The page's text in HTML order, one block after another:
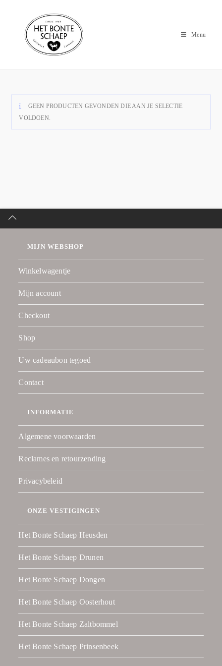
Menu
GEEN PRODUCTEN GEVONDEN DIE AAN JE SELECTIE
VOLDOEN.
MIJN WEBSHOP
Winkelwagentje
Mijn account
Checkout
Shop
Uw cadeaubon tegoed
Contact
INFORMATIE
Algemene voorwaarden
Reclames en retourzending
Privacybeleid
ONZE VESTIGINGEN
Het Bonte Schaep Heusden
Het Bonte Schaep Drunen
Het Bonte Schaep Dongen
Het Bonte Schaep Oosterhout
Het Bonte Schaep Zaltbommel
Het Bonte Schaep Prinsenbeek